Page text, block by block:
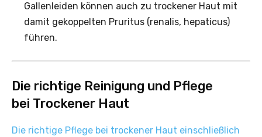
Gallenleiden können auch zu trockener Haut mit
damit gekoppelten Pruritus (renalis, hepaticus)
führen.
Die richtige Reinigung und Pflege
bei Trockener Haut
Die richtige Pflege bei trockener Haut einschließlich